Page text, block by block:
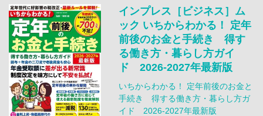
インプレス［ビジネス］ム
ック いちからわかる！ 定年
前後のお金と手続き 得す
る働き方・暮らし方ガイ
ド 2026-2027年最新版
いちからわかる！ 定年前後のお金と
手続き 得する働き方・暮らし方ガ
イド 2026-2027年最新版